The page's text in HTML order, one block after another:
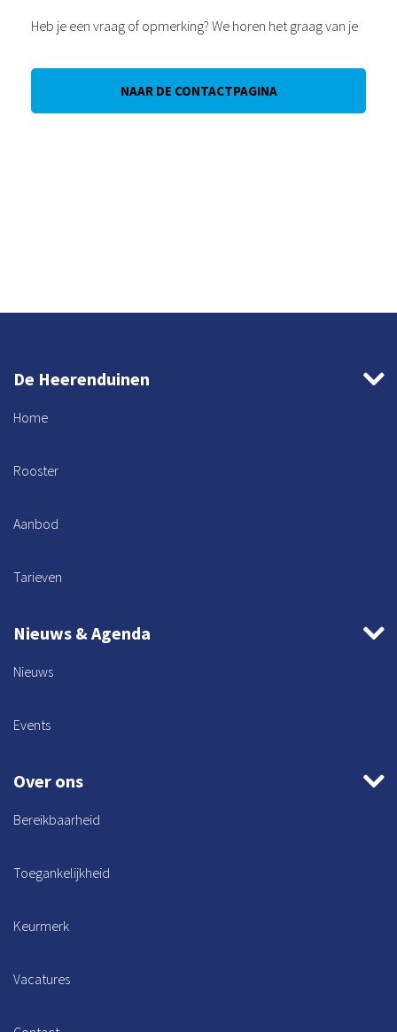
Heb je een vraag of opmerking? We horen het graag van je
NAAR DE CONTACTPAGINA
De Heerenduinen
Home
Rooster
Aanbod
Tarieven
Nieuws & Agenda
Nieuws
Events
Over ons
Bereikbaarheid
Toegankelijkheid
Keurmerk
Vacatures